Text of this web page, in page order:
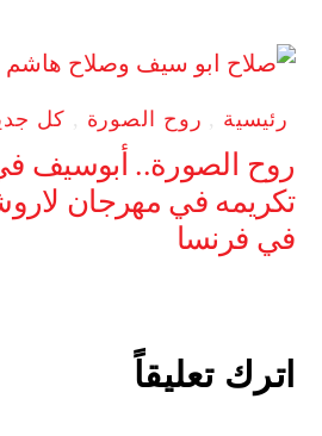
رئيسية , روح الصورة , كل
روح الصورة.. أبوسيف
تكريمه في مهرجان
في فرنسا
اترك تعليقاً